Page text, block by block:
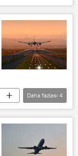
Daha fazlası 4